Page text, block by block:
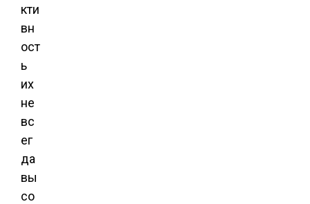
кти
вн
ост
ь
их
не
вс
ег
да
вы
со